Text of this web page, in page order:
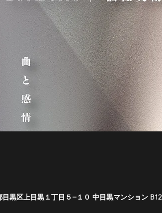
黒区上目黒１丁目５−１０ 中目黒マンション B12